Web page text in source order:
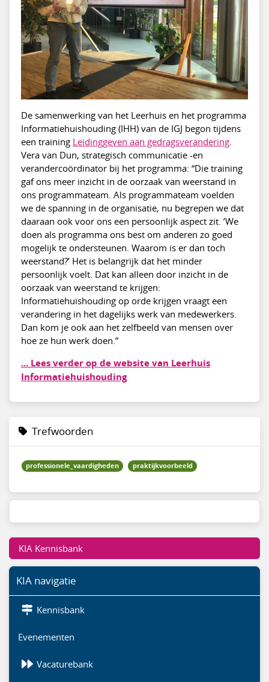
De samenwerking van het Leerhuis en het programma
Informatiehuishouding (IHH) van de IGJ begon tijdens
een training Leidinggeven aan gedragsverandering.
Vera van Dun, strategisch communicatie -en
verandercoördinator bij het programma: “Die training
gaf ons meer inzicht in de oorzaak van weerstand in
ons programmateam. Als programmateam voelden
we de spanning in de organisatie, nu begrepen we dat
daaraan ook voor ons een persoonlijk aspect zit. ’We
doen als programma ons best om anderen zo goed
mogelijk te ondersteunen. Waarom is er dan toch
weerstand?’ Het is belangrijk dat het minder
persoonlijk voelt. Dat kan alleen door inzicht in de
oorzaak van weerstand te krijgen:
Informatiehuishouding op orde krijgen vraagt een
verandering in het dagelijks werk van medewerkers.
Dan kom je ook aan het zelfbeeld van mensen over
hoe ze hun werk doen.”
... Lees verder op de website van Leerhuis
Informatiehuishouding
Trefwoorden
professionele_vaardigheden praktijkvoorbeeld
KIA Kennisbank
KIA navigatie
Kennisbank
Evenementen
Vacaturebank